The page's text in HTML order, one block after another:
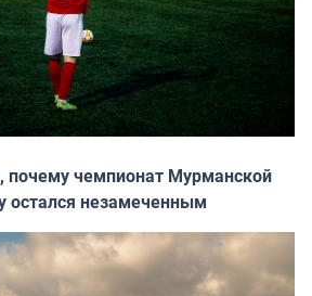
почему чемпионат Мурманской
остался незамеченным